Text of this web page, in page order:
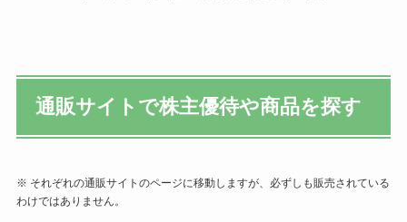
通販サイトで株主優待や商品を探す
※ それぞれの通販サイトのページに移動しますが、必ずしも販売されている
わけではありません。